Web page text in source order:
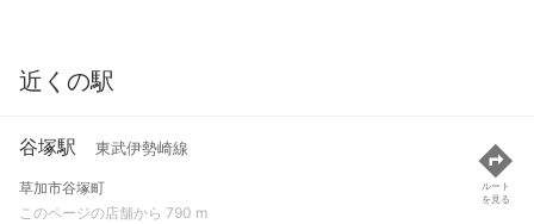
近くの駅
谷塚駅 東武伊勢崎線
草加市谷塚町
このページの店舗から 790 m
ルート
を見る